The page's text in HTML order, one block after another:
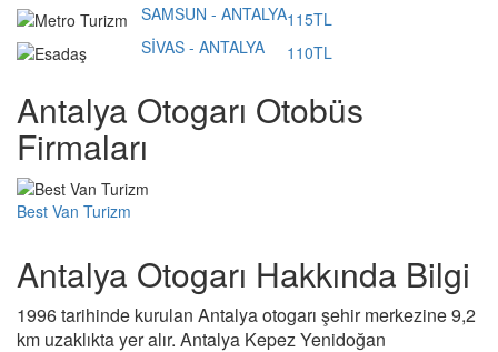
SAMSUN - ANTALYA115TL
SİVAS - ANTALYA
110TL
Antalya Otogarı Otobüs
Firmaları
Best Van Turizm
Antalya Otogarı Hakkında Bilgi
1996 tarihinde kurulan Antalya otogarı şehir merkezine 9,2
km uzaklıkta yer alır. Antalya Kepez Yenidoğan